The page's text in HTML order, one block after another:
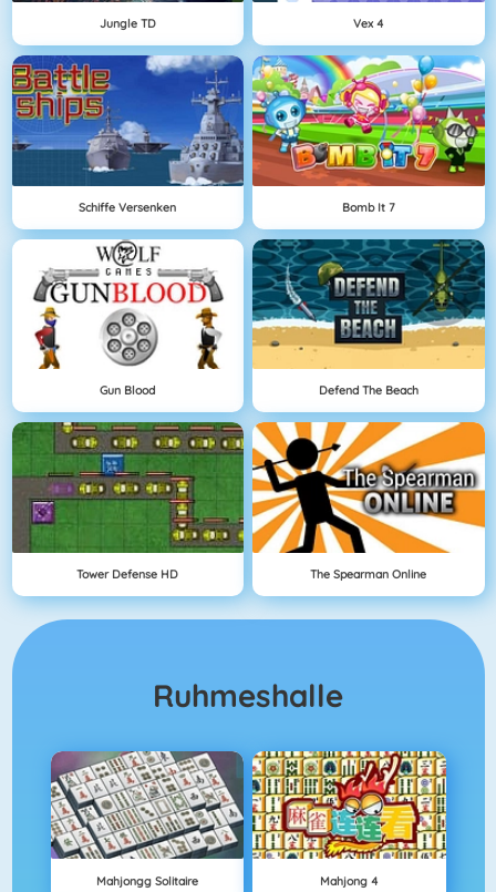
Jungle TD Vex 4
Schiffe Versenken Bomb It 7
Gun Blood Defend The Beach
Tower Defense HD The Spearman Online
Ruhmeshalle
Mahjongg Solitaire Mahjong 4